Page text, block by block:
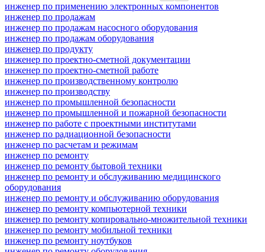
инженер по применению электронных компонентов
инженер по продажам
инженер по продажам насосного оборудования
инженер по продажам оборудования
инженер по продукту
инженер по проектно-сметной документации
инженер по проектно-сметной работе
инженер по производственному контролю
инженер по производству
инженер по промышленной безопасности
инженер по промышленной и пожарной безопасности
инженер по работе с проектными институтами
инженер по радиационной безопасности
инженер по расчетам и режимам
инженер по ремонту
инженер по ремонту бытовой техники
инженер по ремонту и обслуживанию медицинского
оборудования
инженер по ремонту и обслуживанию оборудования
инженер по ремонту компьютерной техники
инженер по ремонту копировально-множительной техники
инженер по ремонту мобильной техники
инженер по ремонту ноутбуков